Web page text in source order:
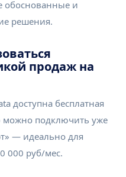
обоснованные и
решения.
продаж на
доступна бесплатная
можно подключить уже
— идеально для
000 руб/мес.